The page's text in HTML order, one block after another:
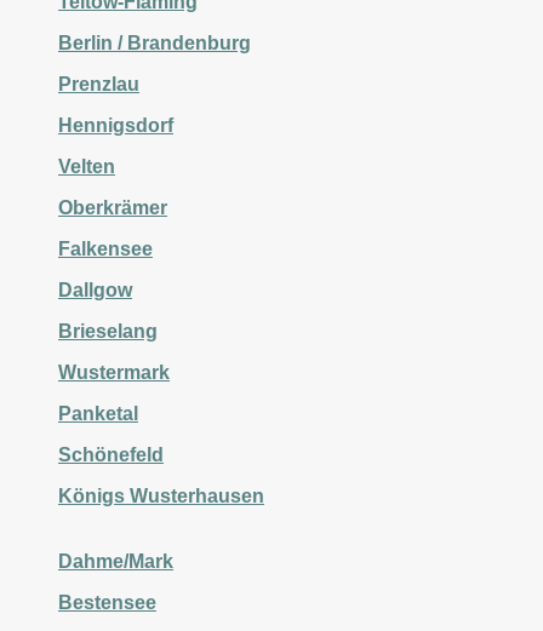
Berlin / Brandenburg
Prenzlau
Hennigsdorf
Velten
Oberkrämer
Falkensee
Dallgow
Brieselang
Wustermark
Panketal
Schönefeld
Königs Wusterhausen
Dahme/Mark
Bestensee